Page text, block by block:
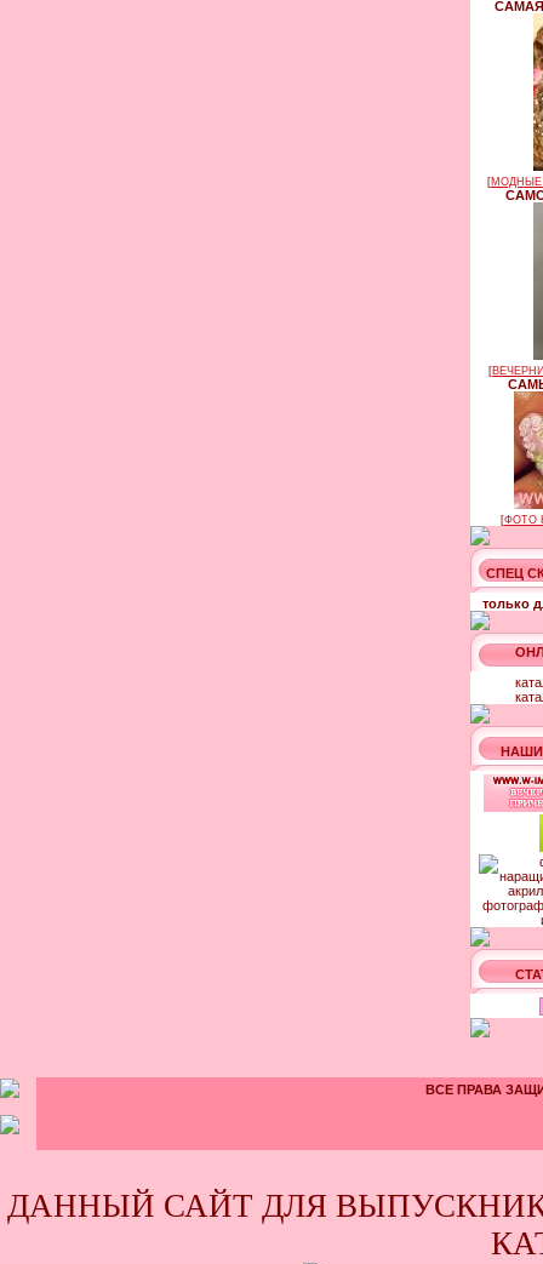
[МОДНЫЕ
[
[ФОТО
СПЕЦ
только
ВСЕ ПРАВА
ДАННЫЙ САЙТ ДЛЯ